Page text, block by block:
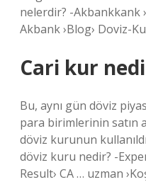
nelerdir? -Akbankkank
Akbank ›Blog› Doviz-
Cari kur
Bu, aynı gün döviz
para birimlerinin satın
döviz kurunun
döviz kuru nedir? -
Result› CA … uzman